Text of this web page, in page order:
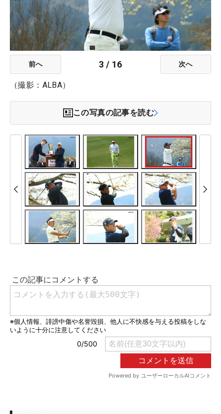
前へ 3 / 16 次へ
（撮影：ALBA）
この写真の記事を読む